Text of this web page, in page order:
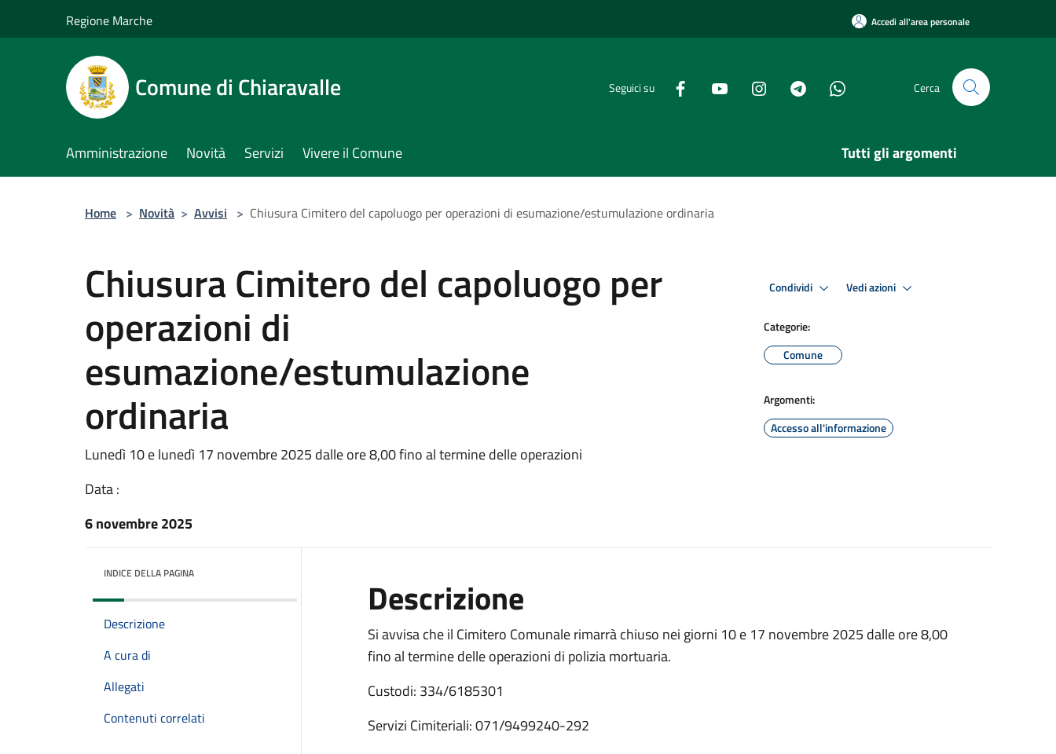
Regione Marche Accedi all'area personale
Comune di Chiaravalle Seguici su Cerca
Amministrazione Novità Servizi Vivere il Comune Tutti gli argomenti
Home > Novità > Avvisi > Chiusura Cimitero del capoluogo per operazioni di esumazione/estumulazione ordinaria
Chiusura Cimitero del capoluogo per
operazioni di
esumazione/estumulazione
ordinaria
Lunedì 10 e lunedì 17 novembre 2025 dalle ore 8,00 fino al termine delle operazioni
Data :
6 novembre 2025
Condividi Vedi azioni
Categorie:
Comune
Argomenti:
Accesso all'informazione
INDICE DELLA PAGINA
Descrizione
A cura di
Allegati
Contenuti correlati
Descrizione
Si avvisa che il Cimitero Comunale rimarrà chiuso nei giorni 10 e 17 novembre 2025 dalle ore 8,00
fino al termine delle operazioni di polizia mortuaria.
Custodi: 334/6185301
Servizi Cimiteriali: 071/9499240-292